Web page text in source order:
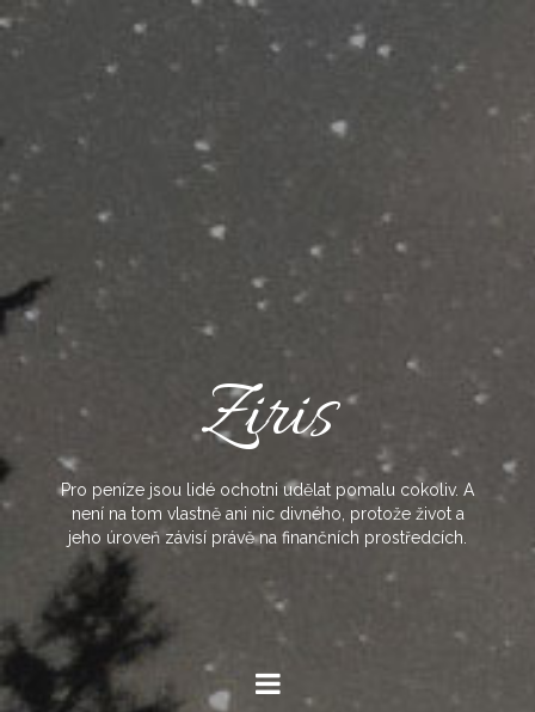
content
Ziris
Pro peníze jsou lidé ochotni udělat pomalu cokoliv. A
není na tom vlastně ani nic divného, protože život a
jeho úroveň závisí právě na finančních prostředcích.